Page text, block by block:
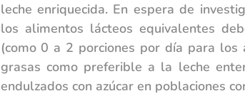
leche enriquecida. En espera de
los alimentos lácteos equivalentes
(como 0 a 2 porciones por día para
grasas como preferible a la leche
endulzados con azúcar en poblaciones